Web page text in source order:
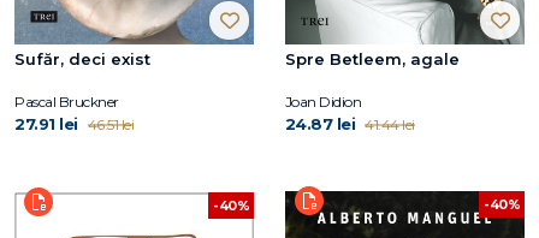
Sufăr, deci exist
Pascal Bruckner
27.91 lei 46.51 lei
Spre Betleem, agale
Joan Didion
24.87 lei 41.44 lei
-40% -40%